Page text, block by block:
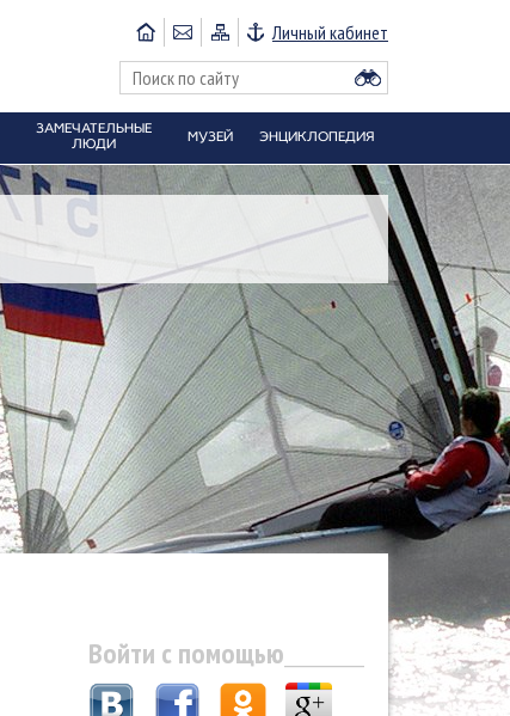
Личный кабинет
ЗАМЕЧАТЕЛЬНЫЕ
ЛЮДИ
МУЗЕЙ ЭНЦИКЛОПЕДИЯ
Войти с помощью